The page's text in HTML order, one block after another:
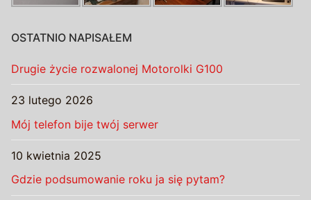
OSTATNIO NAPISAŁEM
Drugie życie rozwalonej Motorolki G100
23 lutego 2026
Mój telefon bije twój serwer
10 kwietnia 2025
Gdzie podsumowanie roku ja się pytam?